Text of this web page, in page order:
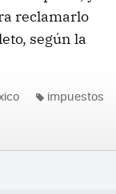
reclamarlo
según la
impuestos